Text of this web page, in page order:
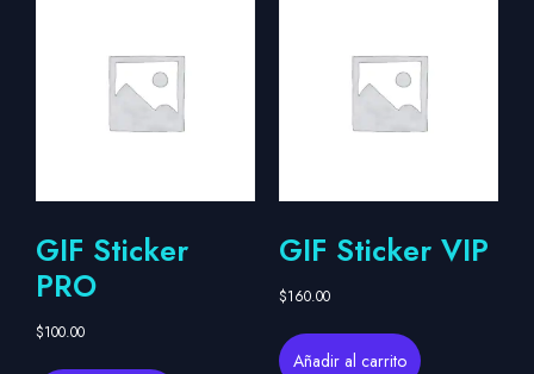
GIF Sticker
PRO
$100.00
GIF Sticker VIP
$160.00
Añadir al carrito